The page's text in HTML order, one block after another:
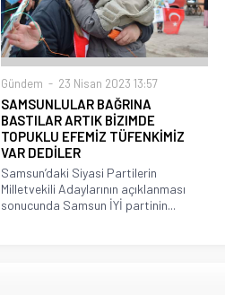
Gündem 23 Nisan 2023 13:57
SAMSUNLULAR BAĞRINA
BASTILAR ARTIK BİZIMDE
TOPUKLU EFEMİZ TÜFENKİMİZ
VAR DEDİLER
Samsun’daki Siyasi Partilerin
Milletvekili Adaylarının açıklanması
sonucunda Samsun İYİ partinin...